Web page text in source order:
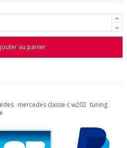
au panier
mercedes classe c w202 tuning